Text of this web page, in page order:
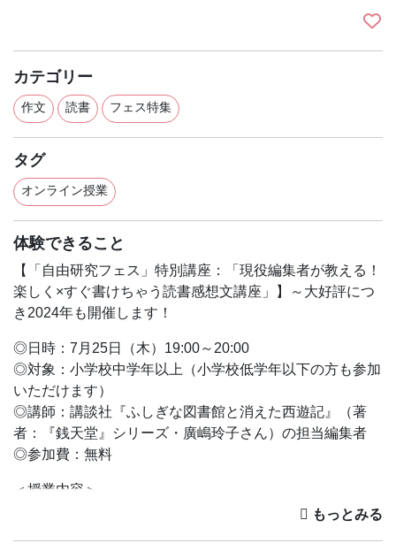
カテゴリー
作文 読書 フェス特集
タグ
オンライン授業
体験できること
【「自由研究フェス」特別講座：「現役編集者が教える！
楽しく×すぐ書けちゃう読書感想文講座」】～大好評につ
き2024年も開催します！
◎日時：7月25日（木）19:00～20:00
◎対象：小学校中学年以上（小学校低学年以下の方も参加
いただけます）
◎講師：講談社『ふしぎな図書館と消えた西遊記』（著
者：『銭天堂』シリーズ・廣嶋玲子さん）の担当編集者
◎参加費：無料
＜授業内容＞
「読書感想文ってちょっと苦手！」って思ったことな